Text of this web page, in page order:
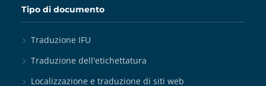
Tipo di documento
Traduzione IFU
Traduzione dell'etichettatura
Localizzazione e traduzione di siti web